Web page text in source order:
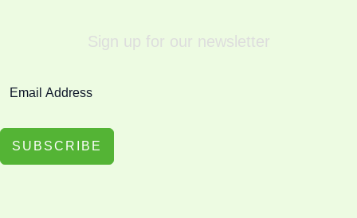
Sign up for our newsletter
SUBSCRIBE